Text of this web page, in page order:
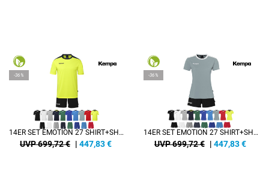
-36%
14ER SET EMOTION 27 SHIRT+SHORT HERREN INKL. DRUCK
UVP 699,72 € | 447,83€
-36%
14ER SET EMOTION 27 SHIRT+SHORT DAMEN INKL. DRUCK
UVP 699,72 € | 447,83€